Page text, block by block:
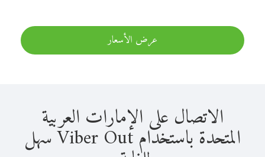
عرض الأسعار
الاتصال على الإمارات العربية
المتحدة باستخدام Viber Out سهل